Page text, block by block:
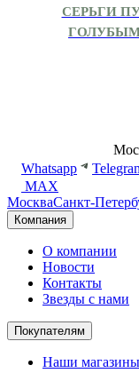
СЕРЬГИ
Whatsapp
MAX
МоскваСанкт-
Компания
О компании
Новости
Контакты
Звезды с нами
Покупателям
Наши магазины